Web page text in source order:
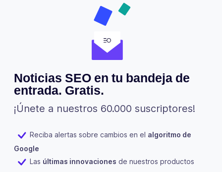
Noticias SEO en tu bandeja de
entrada. Gratis.
¡Únete a nuestros 60.000 suscriptores!
Reciba alertas sobre cambios en el algoritmo de
Google
Las últimas innovaciones de nuestros productos